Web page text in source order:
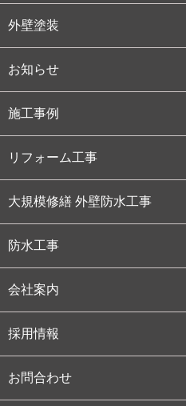
外壁塗装
お知らせ
施工事例
リフォーム工事
大規模修繕 外壁防水工事
防水工事
会社案内
採用情報
お問合わせ